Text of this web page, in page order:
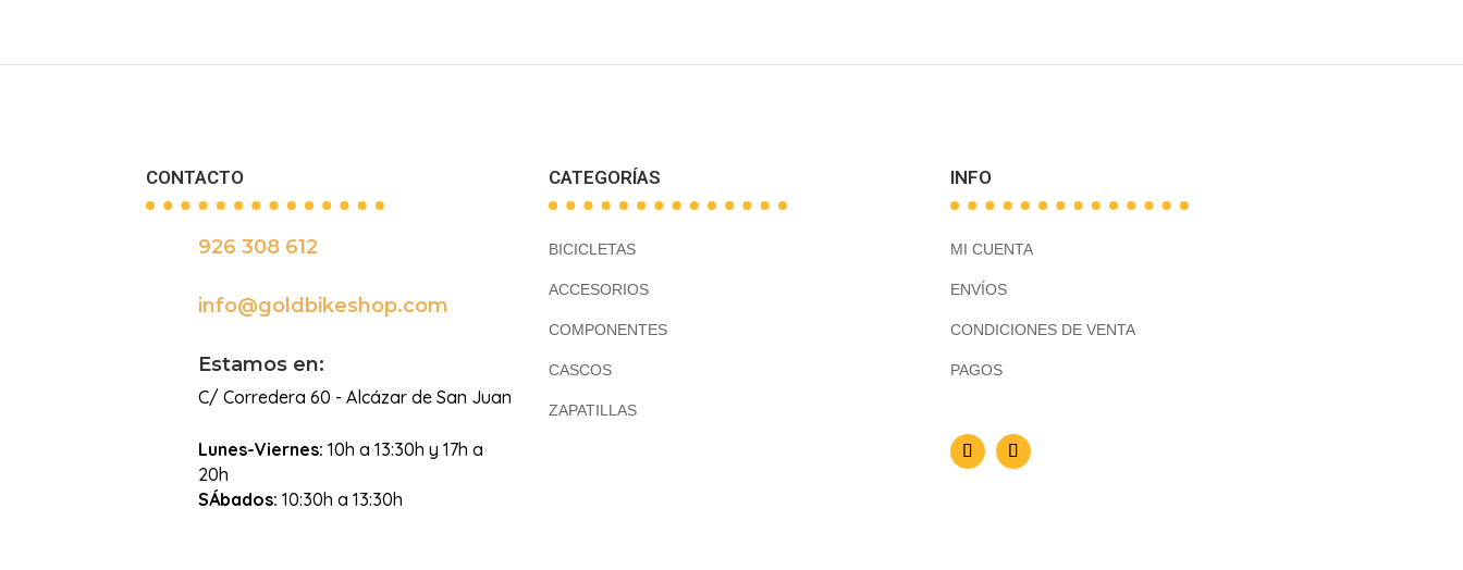
CONTACTO
926 308 612
info@goldbikeshop.com
Estamos en:
C/ Corredera 60 - Alcázar de San Juan
Lunes-Viernes: 10h a 13:30h y 17h a
20h
SÁbados: 10:30h a 13:30h
CATEGORÍAS
BICICLETAS
ACCESORIOS
COMPONENTES
CASCOS
ZAPATILLAS
INFO
MI CUENTA
ENVÍOS
CONDICIONES DE VENTA
PAGOS